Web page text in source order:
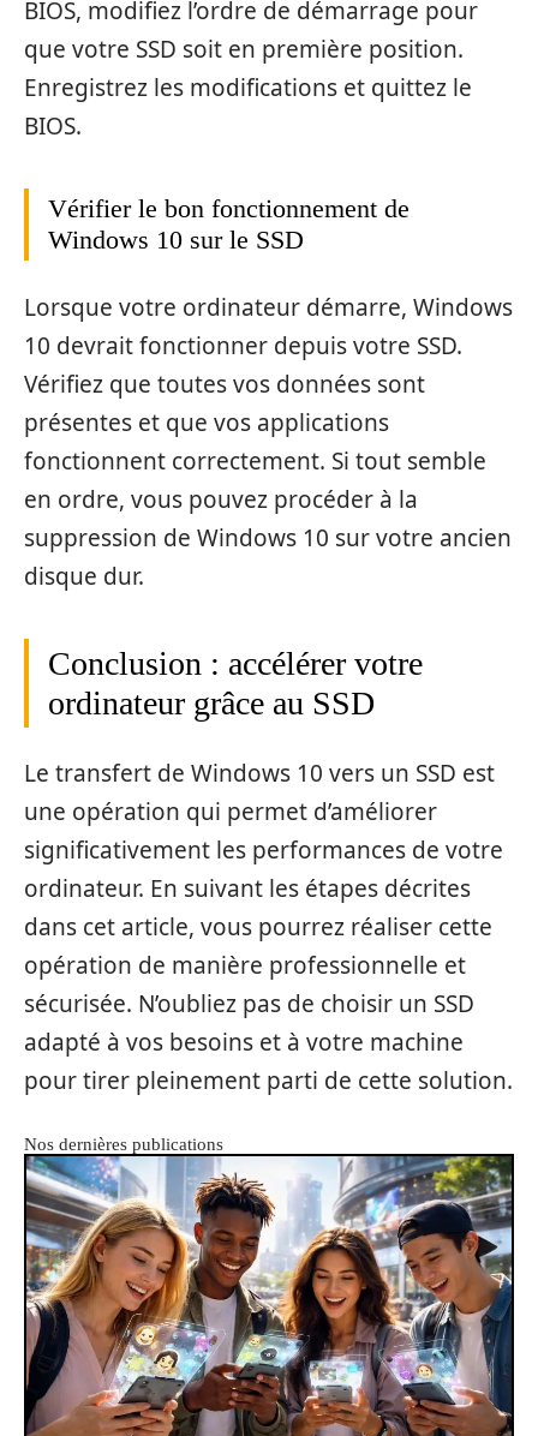
BIOS, modifiez l’ordre de démarrage pour
que votre SSD soit en première position.
Enregistrez les modifications et quittez le
BIOS.
Vérifier le bon fonctionnement de
Windows 10 sur le SSD
Lorsque votre ordinateur démarre, Windows
10 devrait fonctionner depuis votre SSD.
Vérifiez que toutes vos données sont
présentes et que vos applications
fonctionnent correctement. Si tout semble
en ordre, vous pouvez procéder à la
suppression de Windows 10 sur votre ancien
disque dur.
Conclusion : accélérer votre
ordinateur grâce au SSD
Le transfert de Windows 10 vers un SSD est
une opération qui permet d’améliorer
significativement les performances de votre
ordinateur. En suivant les étapes décrites
dans cet article, vous pourrez réaliser cette
opération de manière professionnelle et
sécurisée. N’oubliez pas de choisir un SSD
adapté à vos besoins et à votre machine
pour tirer pleinement parti de cette solution.
Nos dernières publications